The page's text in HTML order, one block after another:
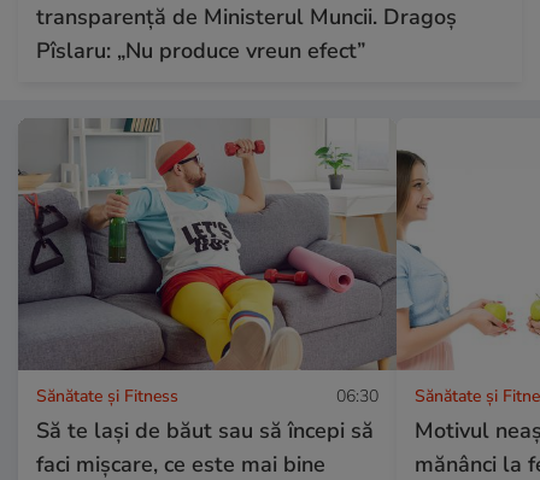
transparență de Ministerul Muncii. Dragoș
Pîslaru: „Nu produce vreun efect”
Sănătate și Fitness 06:30
Să te lași de băut sau să începi să
faci mișcare, ce este mai bine
Sănătate și
Motivul
mănânci la